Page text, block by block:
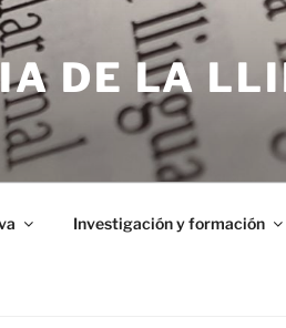
DE LA
Investigación y formación